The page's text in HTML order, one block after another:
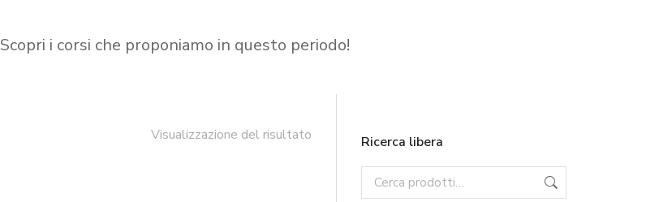
Scopri i corsi che proponiamo in questo periodo!
Visualizzazione del risultato Ricerca libera